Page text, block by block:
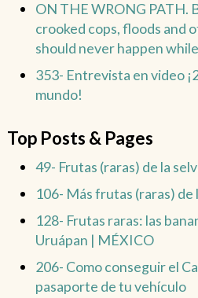
ON THE WRONG PATH.
crooked cops, floods and
should never happen
353- Entrevista en video
mundo!
Top Posts & Pages
49- Frutas (raras) de la
106- Más frutas (raras) de
128- Frutas raras: las
Uruápan | MÉXICO
206- Como conseguir el
pasaporte de tu vehículo